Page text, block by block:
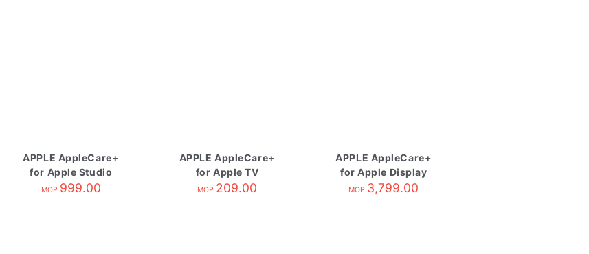
APPLE AppleCare+
for Apple Studio
Display
MOP 999.00
APPLE AppleCare+
for Apple TV
MOP 209.00
APPLE AppleCare+
for Apple Display
MOP 3,799.00